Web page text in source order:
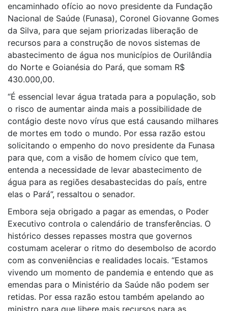
encaminhado ofício ao novo presidente da Fundação
Nacional de Saúde (Funasa), Coronel Giovanne Gomes
da Silva, para que sejam priorizadas liberação de
recursos para a construção de novos sistemas de
abastecimento de água nos municípios de Ourilândia
do Norte e Goianésia do Pará, que somam R$
430.000,00.
“É essencial levar água tratada para a população, sob
o risco de aumentar ainda mais a possibilidade de
contágio deste novo vírus que está causando milhares
de mortes em todo o mundo. Por essa razão estou
solicitando o empenho do novo presidente da Funasa
para que, com a visão de homem cívico que tem,
entenda a necessidade de levar abastecimento de
água para as regiões desabastecidas do país, entre
elas o Pará”, ressaltou o senador.
Embora seja obrigado a pagar as emendas, o Poder
Executivo controla o calendário de transferências. O
histórico desses repasses mostra que governos
costumam acelerar o ritmo do desembolso de acordo
com as conveniências e realidades locais. “Estamos
vivendo um momento de pandemia e entendo que as
emendas para o Ministério da Saúde não podem ser
retidas. Por essa razão estou também apelando ao
ministro para que libere mais recursos para as